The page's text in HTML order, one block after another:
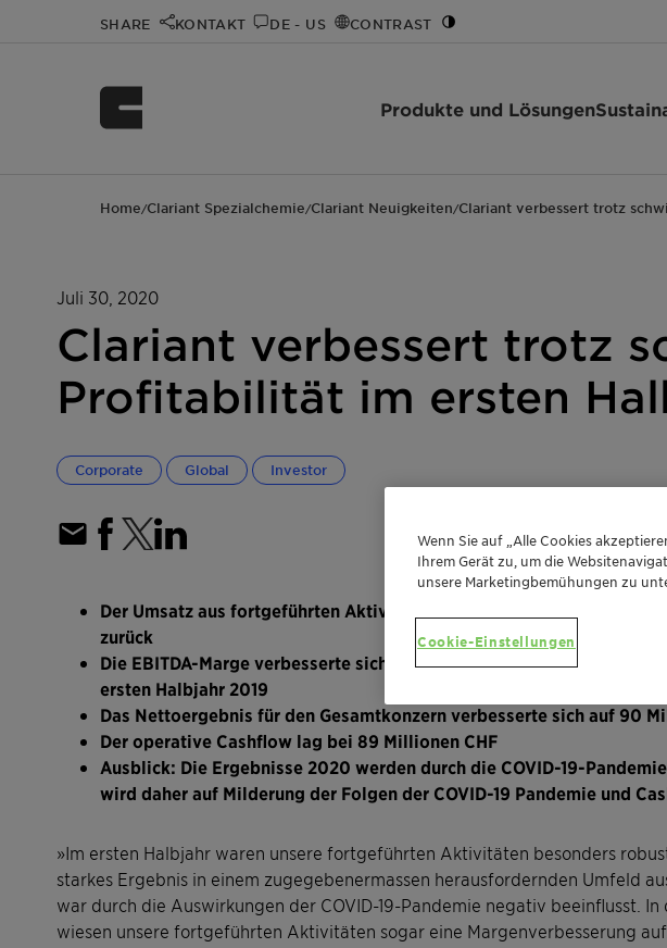
SHARE KONTAKT DE - US CONTRAST
Produkte und Lösungen
Home/Clariant Spezialchemie/Clariant Neuigkeiten/Clariant verbessert trotz
Juli 30, 2020
Clariant verbessert trotz
Profitabilität im ersten
Corporate Global Investor
Der Umsatz aus fortgeführten Aktivitäten ging um 5 % in
zurück
Die EBITDA-Marge verbesserte sich auf 15,0 % gegenüber einem
ersten Halbjahr 2019
Das Nettoergebnis für den Gesamtkonzern verbesserte sich auf 90
Der operative Cashflow lag bei 89 Millionen CHF
Ausblick: Die Ergebnisse 2020 werden durch die COVID-19-
wird daher auf Milderung der Folgen der COVID-19 Pandemie und
»Im ersten Halbjahr waren unsere fortgeführten Aktivitäten besonders
starkes Ergebnis in einem zugegebenermassen herausfordernden Umfeld
war durch die Auswirkungen der COVID-19-Pandemie negativ beeinflusst.
wiesen unsere fortgeführten Aktivitäten sogar eine Margenverbesserung
Wenn Sie auf „Alle Cookies
Ihrem Gerät zu, um die
unsere Marketingbemühungen zu
Cookie-Einstellungen